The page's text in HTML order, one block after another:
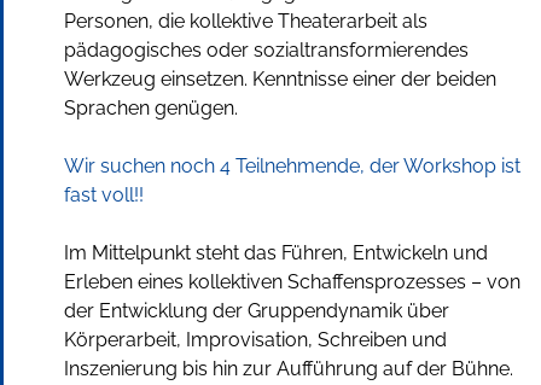
Personen, die kollektive Theaterarbeit als
pädagogisches oder sozialtransformierendes
Werkzeug einsetzen. Kenntnisse einer der beiden
Sprachen genügen.
Wir suchen noch 4 Teilnehmende, der Workshop ist
fast voll!!
Im Mittelpunkt steht das Führen, Entwickeln und
Erleben eines kollektiven Schaffensprozesses – von
der Entwicklung der Gruppendynamik über
Körperarbeit, Improvisation, Schreiben und
Inszenierung bis hin zur Aufführung auf der Bühne.